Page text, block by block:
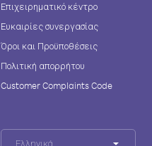
Επιχειρηματικό κέντρο
Ευκαιρίες συνεργασίας
Όροι και Προϋποθέσεις
Πολιτική απορρήτου
Customer Complaints Code
Ελληνικά